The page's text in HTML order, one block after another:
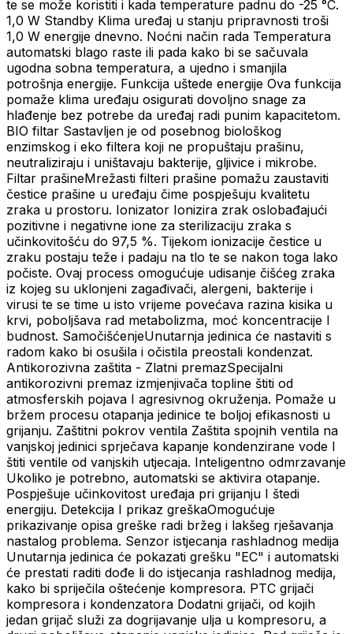
te se može koristiti i kada temperature padnu do -25 °C.
1,0 W Standby Klima uređaj u stanju pripravnosti troši
1,0 W energije dnevno. Noćni način rada Temperatura
automatski blago raste ili pada kako bi se sačuvala
ugodna sobna temperatura, a ujedno i smanjila
potrošnja energije. Funkcija uštede energije Ova funkcija
pomaže klima uređaju osigurati dovoljno snage za
hlađenje bez potrebe da uređaj radi punim kapacitetom.
BIO filtar Sastavljen je od posebnog biološkog
enzimskog i eko filtera koji ne propuštaju prašinu,
neutraliziraju i uništavaju bakterije, gljivice i mikrobe.
Filtar prašineMrežasti filteri prašine pomažu zaustaviti
čestice prašine u uređaju čime pospješuju kvalitetu
zraka u prostoru. Ionizator Ionizira zrak oslobađajući
pozitivne i negativne ione za sterilizaciju zraka s
učinkovitošću do 97,5 %. Tijekom ionizacije čestice u
zraku postaju teže i padaju na tlo te se nakon toga lako
počiste. Ovaj process omogućuje udisanje čišćeg zraka
iz kojeg su uklonjeni zagađivači, alergeni, bakterije i
virusi te se time u isto vrijeme povećava razina kisika u
krvi, poboljšava rad metabolizma, moć koncentracije I
budnost. SamočišćenjeUnutarnja jedinica će nastaviti s
radom kako bi osušila i očistila preostali kondenzat.
Antikorozivna zaštita - Zlatni premazSpecijalni
antikorozivni premaz izmjenjivača topline štiti od
atmosferskih pojava I agresivnog okruženja. Pomaže u
bržem procesu otapanja jedinice te boljoj efikasnosti u
grijanju. Zaštitni pokrov ventila Zaštita spojnih ventila na
vanjskoj jedinici sprječava kapanje kondenzirane vode I
štiti ventile od vanjskih utjecaja. Inteligentno odmrzavanje
Ukoliko je potrebno, automatski se aktivira otapanje.
Pospješuje učinkovitost uređaja pri grijanju I štedi
energiju. Detekcija I prikaz greškaOmogućuje
prikazivanje opisa greške radi bržeg i lakšeg rješavanja
nastalog problema. Senzor istjecanja rashladnog medija
Unutarnja jedinica će pokazati grešku "EC" i automatski
će prestati raditi dođe li do istjecanja rashladnog medija,
kako bi spriječila oštećenje kompresora. PTC grijači
kompresora i kondenzatora Dodatni grijači, od kojih
jedan grijač služi za dogrijavanje ulja u kompresoru, a